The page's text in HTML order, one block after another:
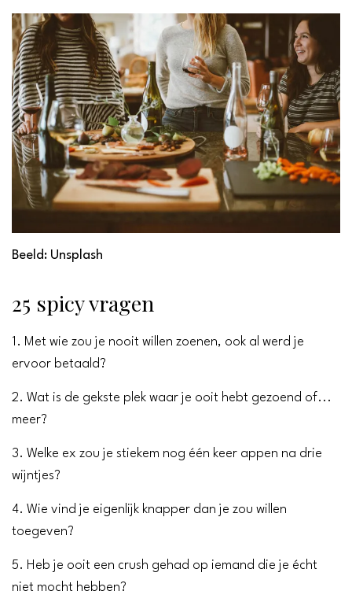
Beeld: Unsplash
25 spicy vragen
1. Met wie zou je nooit willen zoenen, ook al werd je
ervoor betaald?
2. Wat is de gekste plek waar je ooit hebt gezoend of...
meer?
3. Welke ex zou je stiekem nog één keer appen na drie
wijntjes?
4. Wie vind je eigenlijk knapper dan je zou willen
toegeven?
5. Heb je ooit een crush gehad op iemand die je écht
niet mocht hebben?